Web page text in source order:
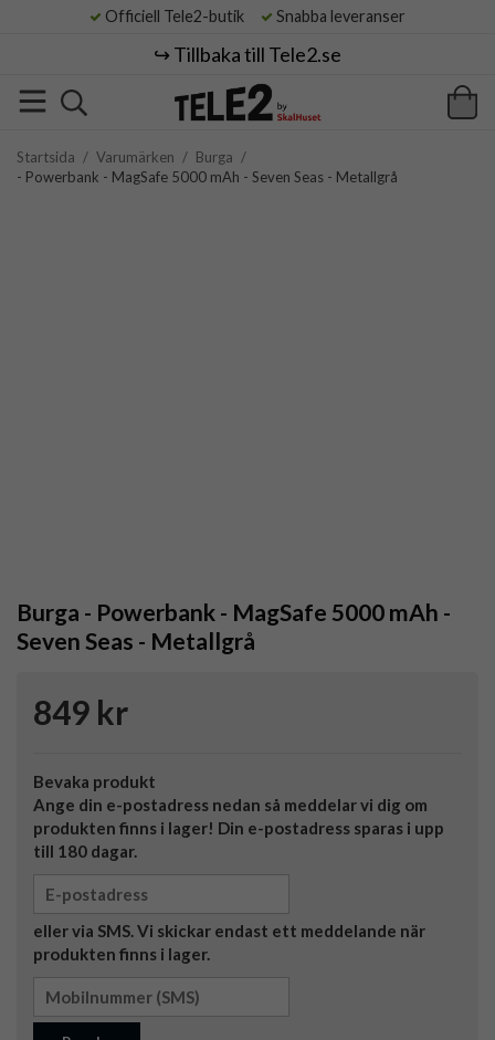
Officiell Tele2-butik Snabba leveranser
↪️ Tillbaka till Tele2.se
Startsida / Varumärken / Burga /
- Powerbank - MagSafe 5000 mAh - Seven Seas - Metallgrå
Burga - Powerbank - MagSafe 5000 mAh -
Seven Seas - Metallgrå
849 kr
Bevaka produkt
Ange din e-postadress nedan så meddelar vi dig om
produkten finns i lager! Din e-postadress sparas i upp
till 180 dagar.
eller via SMS. Vi skickar endast ett meddelande när
produkten finns i lager.